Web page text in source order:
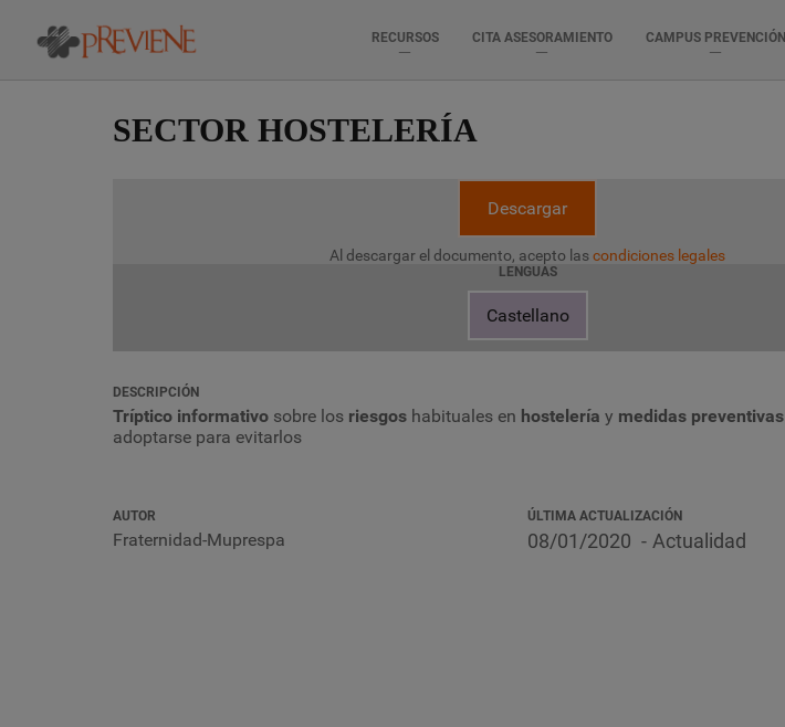
RECURSOS CITA ASESORAMIENTO CAMPUS PREVENCIÓN
SECTOR HOSTELERÍA
Descargar
Al descargar el documento, acepto lascondiciones legales
LENGUAS
Castellano
DESCRIPCIÓN
Tríptico informativo sobre los riesgos habituales en hostelería y medidas preventivas
adoptarse para evitarlos
AUTOR
Fraternidad-Muprespa
ÚLTIMA ACTUALIZACIÓN
08/01/2020 Actualidad